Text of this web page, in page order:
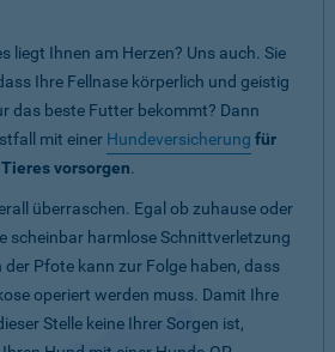
liegt Ihnen am Herzen? Uns auch. Sie
Ihre Fellnase körperlich und geistig
das beste Futter bekommt? Dann
mit einer Hundeversicherung für
vorsorgen.
überraschen. Egal ob zuhause oder
scheinbar harmlose Schnittverletzung
der Pfote kann zur Folge haben, dass
operiert werden muss. Damit Ihre
Stelle keine Ihrer Sorgen ist,